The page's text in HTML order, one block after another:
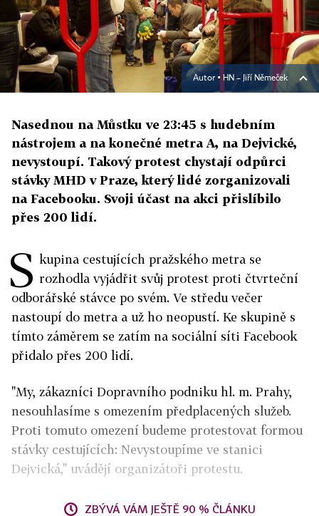
Autor ▪ HN – Jiří Němeček
Nasednou na Můstku ve 23:45 s hudebním
nástrojem a na konečné metra A, na Dejvické,
nevystoupí. Takový protest chystají odpůrci
stávky MHD v Praze, který lidé zorganizovali
na Facebooku. Svoji účast na akci přislíbilo
přes 200 lidí.
S kupina cestujících pražského metra se
rozhodla vyjádřit svůj protest proti čtvrteční
odborářské stávce po svém. Ve středu večer
nastoupí do metra a už ho neopustí. Ke skupině s
tímto záměrem se zatím na sociální síti Facebook
přidalo přes 200 lidí.
"My, zákazníci Dopravního podniku hl. m. Prahy,
nesouhlasíme s omezením předplacených služeb.
Proti tomuto omezení budeme protestovat formou
stávky cestujících: Nevystoupíme ve stanici
Dejvická," uvádějí organizátoři protestu.
ZBÝVÁ VÁM JEŠTĚ 90 % ČLÁNKU